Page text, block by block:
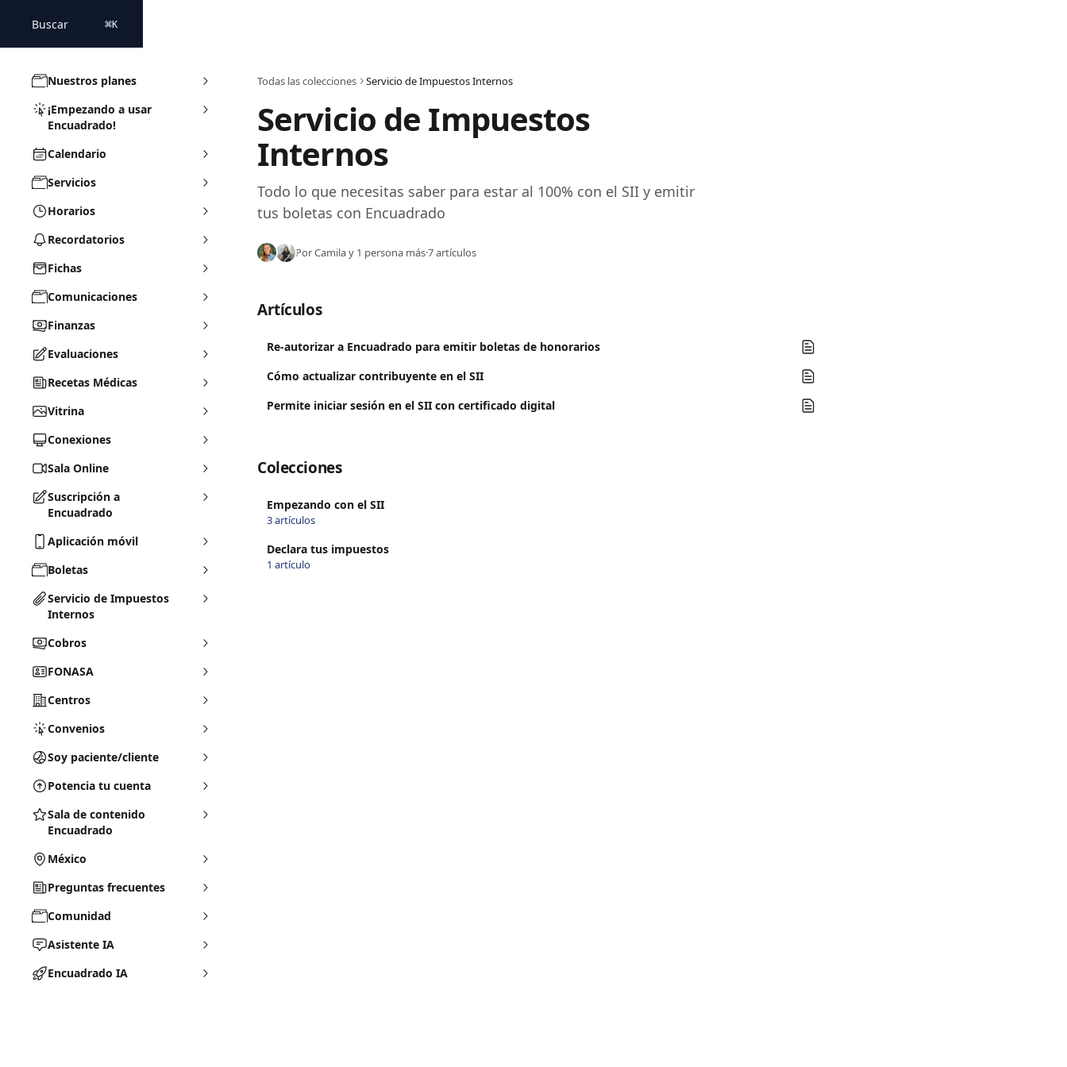
Buscar ⌘K
Nuestros planes
¡Empezando a usar
Encuadrado!
Calendario
Servicios
Horarios
Recordatorios
Fichas
Comunicaciones
Finanzas
Evaluaciones
Recetas Médicas
Vitrina
Conexiones
Sala Online
Suscripción a
Encuadrado
Aplicación móvil
Boletas
Servicio de Impuestos
Internos
Cobros
FONASA
Centros
Convenios
Soy paciente/cliente
Potencia tu cuenta
Sala de contenido
Encuadrado
México
Preguntas frecuentes
Comunidad
Asistente IA
Encuadrado IA
Todas las colecciones Servicio de Impuestos Internos
Servicio de Impuestos
Internos
Todo lo que necesitas saber para estar al 100% con el SII y emitir
tus boletas con Encuadrado
Por Camila y 1 persona más·7 artículos
Artículos
Re-autorizar a Encuadrado para emitir boletas de honorarios
Cómo actualizar contribuyente en el SII
Permite iniciar sesión en el SII con certificado digital
Colecciones
Empezando con el SII
3 artículos
Declara tus impuestos
1 artículo